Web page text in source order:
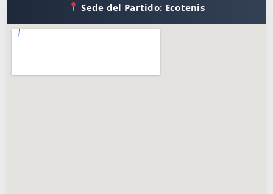
Sede del Partido: Ecotenis